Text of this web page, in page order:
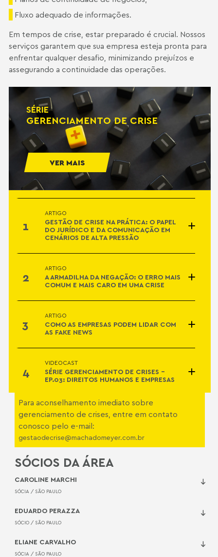
Fluxo adequado de informações.
Em tempos de crise, estar preparado é crucial. Nossos
serviços garantem que sua empresa esteja pronta para
enfrentar qualquer desafio, minimizando prejuízos e
assegurando a continuidade das operações.
SÉRIE
GERENCIAMENTO DE CRISE
VER MAIS
1
ARTIGO
GESTÃO DE CRISE NA PRÁTICA: O PAPEL
DO JURÍDICO E DA COMUNICAÇÃO EM
CENÁRIOS DE ALTA PRESSÃO
2
ARTIGO
A ARMADILHA DA NEGAÇÃO: O ERRO MAIS
COMUM E MAIS CARO EM UMA CRISE
3
ARTIGO
COMO AS EMPRESAS PODEM LIDAR COM
AS FAKE NEWS
4
VIDEOCAST
SÉRIE GERENCIAMENTO DE CRISES -
EP.03: DIREITOS HUMANOS E EMPRESAS
5
VIDEOCAST
SÉRIE GERENCIAMENTO DE CRISES -
EP.02: PREPARAÇÃO PARA CRISES EM
INSTITUIÇÕES DE ENSINO
6
VIDEOCAST
EP.01: RETROSPECTIVA 2024 E
EXPECTATIVAS PARA 2025
7
ARTIGO
Para aconselhamento imediato sobre
gerenciamento de crises, entre em contato
conosco pelo e-mail:
gestaodecrise@machadomeyer.com.br
SÓCIOS DA ÁREA
CAROLINE MARCHI
SÓCIA / SÃO PAULO
EDUARDO PERAZZA
SÓCIO / SÃO PAULO
ELIANE CARVALHO
SÓCIA / SÃO PAULO